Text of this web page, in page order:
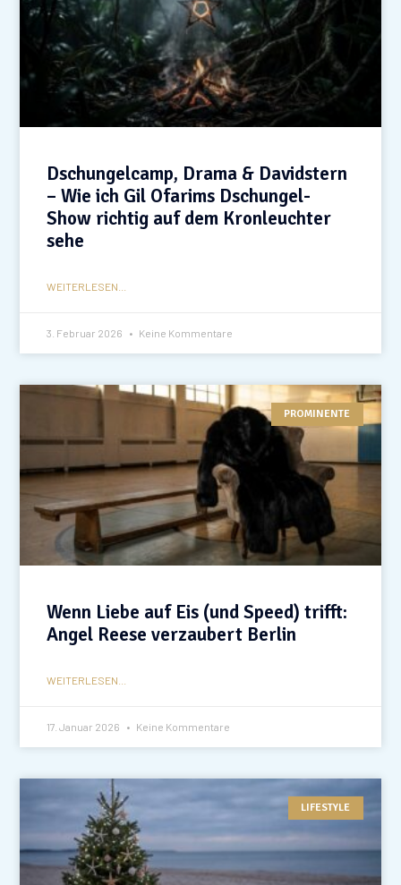
Dschungelcamp, Drama & Davidstern
– Wie ich Gil Ofarims Dschungel-
Show richtig auf dem Kronleuchter
sehe
WEITERLESEN...
3. Februar 2026 Keine Kommentare
PROMINENTE
Wenn Liebe auf Eis (und Speed) trifft:
Angel Reese verzaubert Berlin
WEITERLESEN...
17. Januar 2026 Keine Kommentare
LIFESTYLE